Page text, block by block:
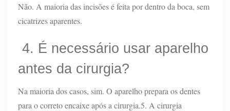
Não. A maioria das incisões é feita por dentro da boca, sem
cicatrizes aparentes.
4. É necessário usar aparelho
antes da cirurgia?
Na maioria dos casos, sim. O aparelho prepara os dentes
para o correto encaixe após a cirurgia.5. A cirurgia